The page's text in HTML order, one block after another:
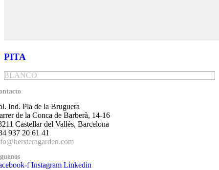
PITA
BLANCO
Ind. Pla de la Bruguera
de la Conca de Barberà, 14-16
Castellar del Vallès, Barcelona
937 20 61 41
f Instagram Linkedin